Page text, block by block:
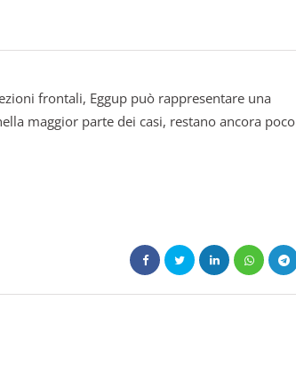
frontali, Eggup può rappresentare una
maggior parte dei casi, restano ancora poco